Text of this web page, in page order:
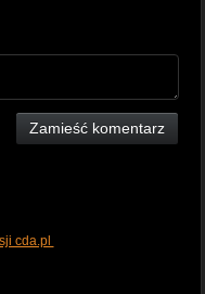
Zamieść komentarz
cda.pl